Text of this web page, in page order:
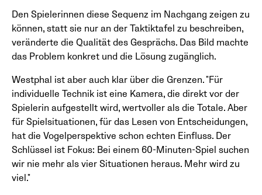
Den Spielerinnen diese Sequenz im Nachgang zeigen zu
können, statt sie nur an der Taktiktafel zu beschreiben,
veränderte die Qualität des Gesprächs. Das Bild machte
das Problem konkret und die Lösung zugänglich.
Westphal ist aber auch klar über die Grenzen. "Für
individuelle Technik ist eine Kamera, die direkt vor der
Spielerin aufgestellt wird, wertvoller als die Totale. Aber
für Spielsituationen, für das Lesen von Entscheidungen,
hat die Vogelperspektive schon echten Einfluss. Der
Schlüssel ist Fokus: Bei einem 60-Minuten-Spiel suchen
wir nie mehr als vier Situationen heraus. Mehr wird zu
viel."